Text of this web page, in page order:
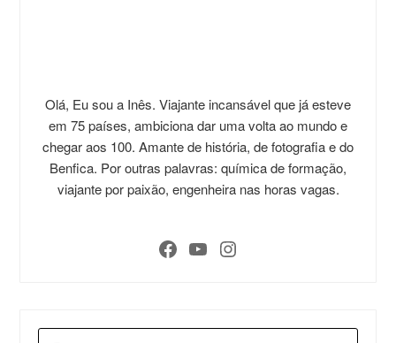
Olá, Eu sou a Inês. Viajante incansável que já esteve
em 75 países, ambiciona dar uma volta ao mundo e
chegar aos 100. Amante de história, de fotografia e do
Benfica. Por outras palavras: química de formação,
viajante por paixão, engenheira nas horas vagas.